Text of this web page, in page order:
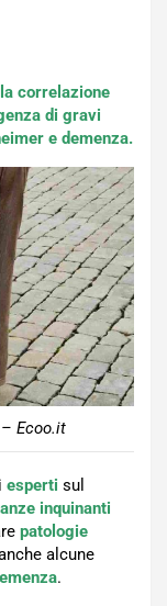
correlazione
di gravi
e demenza.
Ecoo.it
esperti sul
inquinanti
patologie
alcune
.